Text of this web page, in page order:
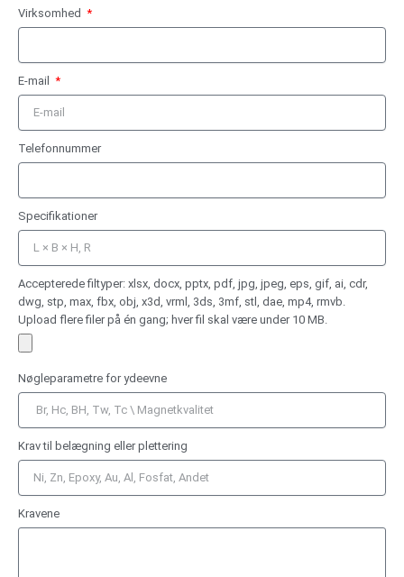
Virksomhed
E-mail
Telefonnummer
Specifikationer
Accepterede filtyper: xlsx, docx, pptx, pdf, jpg, jpeg, eps, gif, ai, cdr,
dwg, stp, max, fbx, obj, x3d, vrml, 3ds, 3mf, stl, dae, mp4, rmvb.
Upload flere filer på én gang; hver fil skal være under 10 MB.
Nøgleparametre for ydeevne
Krav til belægning eller plettering
Kravene